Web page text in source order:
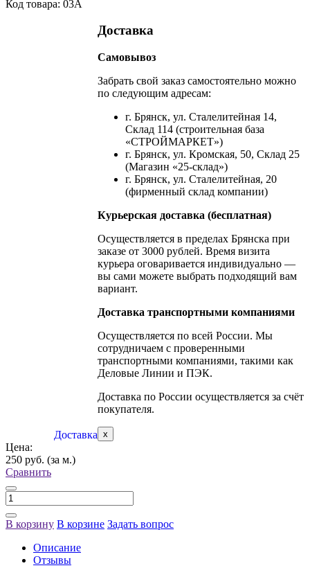
Код товара: 03А
Доставка
Доставка
Самовывоз
Забрать свой заказ самостоятельно можно
по следующим адресам:
г. Брянск, ул. Сталелитейная 14,
Склад 114 (строительная база
«СТРОЙМАРКЕТ»)
г. Брянск, ул. Кромская, 50, Склад 25
(Магазин «25-склад»)
г. Брянск, ул. Сталелитейная, 20
(фирменный склад компании)
Курьерская доставка (бесплатная)
Осуществляется в пределах Брянска при
заказе от 3000 рублей. Время визита
курьера оговаривается индивидуально —
вы сами можете выбрать подходящий вам
вариант.
Доставка транспортными компаниями
Осуществляется по всей России. Мы
сотрудничаем с проверенными
транспортными компаниями, такими как
Деловые Линии и ПЭК.
Доставка по России осуществляется за счёт
покупателя.
x
Цена:
250 руб. (за м.)
Сравнить
В корзину В корзине Задать вопрос
Описание
Отзывы